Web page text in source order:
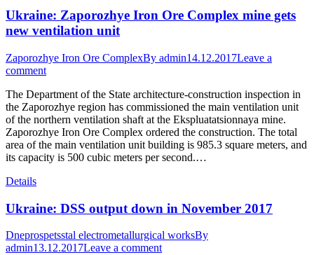
Ukraine: Zaporozhye Iron Ore Complex mine gets
new ventilation unit
Zaporozhye Iron Ore ComplexBy admin14.12.2017Leave a
comment
The Department of the State architecture-construction inspection in
the Zaporozhye region has commissioned the main ventilation unit
of the northern ventilation shaft at the Ekspluatatsionnaya mine.
Zaporozhye Iron Ore Complex ordered the construction. The total
area of the main ventilation unit building is 985.3 square meters, and
its capacity is 500 cubic meters per second.…
Details
Ukraine: DSS output down in November 2017
Dneprospetsstal electrometallurgical worksBy
admin13.12.2017Leave a comment